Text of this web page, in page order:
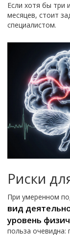
Если хотя бы три
месяцев, стоит
специалистом.
Риски
При умеренном
вид
уровень
польза очевидна: